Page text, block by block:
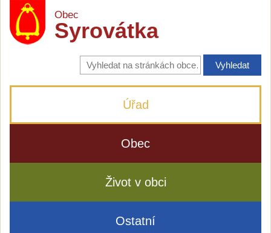
Obec
Syrovátka
Vyhledávání
na
stránkách
Úřad
Obec
Život v obci
Ostatní